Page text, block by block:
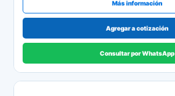
Más información
Agregar a cotización
Consultar por WhatsApp